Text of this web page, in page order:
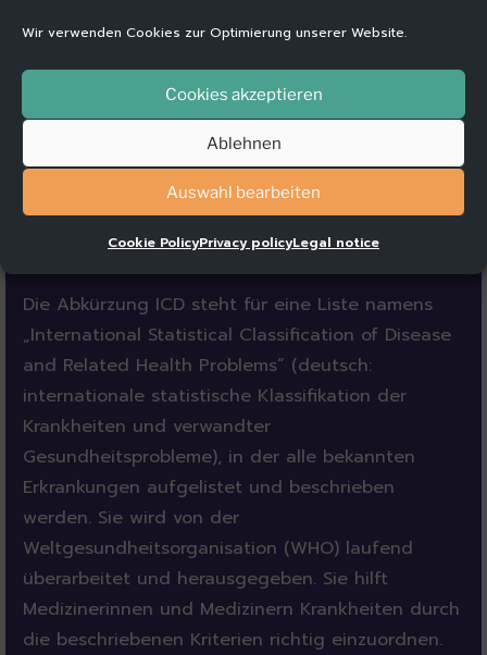
Wir verwenden Cookies zur Optimierung unserer Website.
Cookies akzeptieren
Ablehnen
Auswahl bearbeiten
Cookie PolicyPrivacy policyLegal notice
Die Abkürzung ICD steht für eine Liste namens
„International Statistical Classification of Disease
and Related Health Problems“ (deutsch:
internationale statistische Klassifikation der
Krankheiten und verwandter
Gesundheitsprobleme), in der alle bekannten
Erkrankungen aufgelistet und beschrieben
werden. Sie wird von der
Weltgesundheitsorganisation (WHO) laufend
überarbeitet und herausgegeben. Sie hilft
Medizinerinnen und Medizinern Krankheiten durch
die beschriebenen Kriterien richtig einzuordnen.